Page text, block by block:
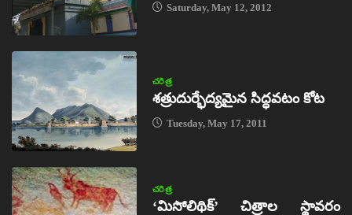
Saturday, May 12, 2012
చరిత్ర
శత్రుదుర్భేద్యమైన సిద్ధవటం కోట
Tuesday, May 17, 2011
చరిత్ర
‘మిసోలిథిక్‌’ చిత్రాల స్థావరం